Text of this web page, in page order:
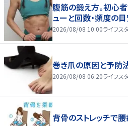
腹筋の鍛え方。初心
ューと回数・頻度の
2026/08/08 10:00ライフス
巻き爪の原因と予防
2026/08/08 06:20ライフス
背骨のストレッチで